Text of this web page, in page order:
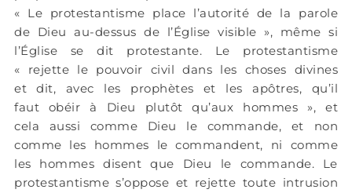
« Le protestantisme place l’autorité de la parole
de Dieu au-dessus de l’Église visible », même si
l’Église se dit protestante. Le protestantisme
« rejette le pouvoir civil dans les choses divines
et dit, avec les prophètes et les apôtres, qu’il
faut obéir à Dieu plutôt qu’aux hommes », et
cela aussi comme Dieu le commande, et non
comme les hommes le commandent, ni comme
les hommes disent que Dieu le commande. Le
protestantisme s’oppose et rejette toute intrusion